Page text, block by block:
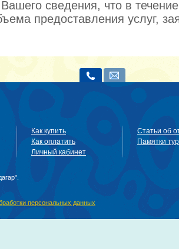
сведения, что в
предоставления услуг,
Как купить
Как оплатить
Личный кабинет
Статьи об
Памятки
персональных данных